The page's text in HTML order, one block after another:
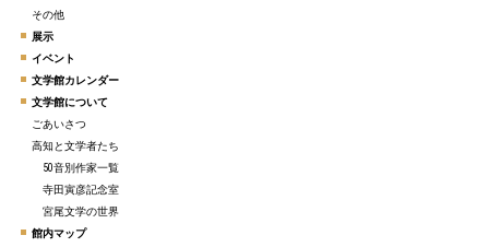
その他
展示
イベント
文学館カレンダー
文学館について
ごあいさつ
高知と文学者たち
50音別作家一覧
寺田寅彦記念室
宮尾文学の世界
館内マップ